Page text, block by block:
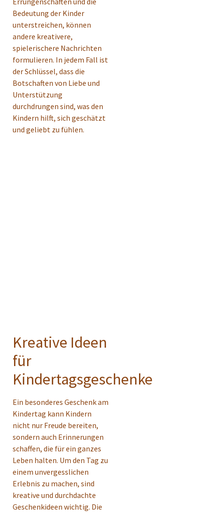
Bedeutung der Kinder
unterstreichen, können
andere kreativere,
spielerischere Nachrichten
formulieren. In jedem Fall ist
der Schlüssel, dass die
Botschaften von Liebe und
Unterstützung
durchdrungen sind, was den
Kindern hilft, sich geschätzt
und geliebt zu fühlen.
Kreative Ideen
für
Kindertagsgeschenke
Ein besonderes Geschenk am
Kindertag kann Kindern
nicht nur Freude bereiten,
sondern auch Erinnerungen
schaffen, die für ein ganzes
Leben halten. Um den Tag zu
einem unvergesslichen
Erlebnis zu machen, sind
kreative und durchdachte
Geschenkideen wichtig. Die